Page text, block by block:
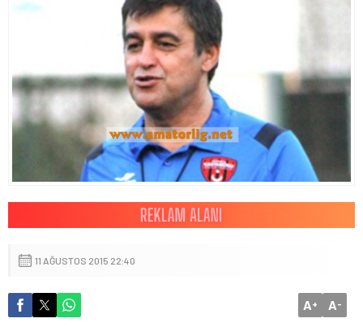
11 AĞUSTOS 2015 22:40
A+ A-